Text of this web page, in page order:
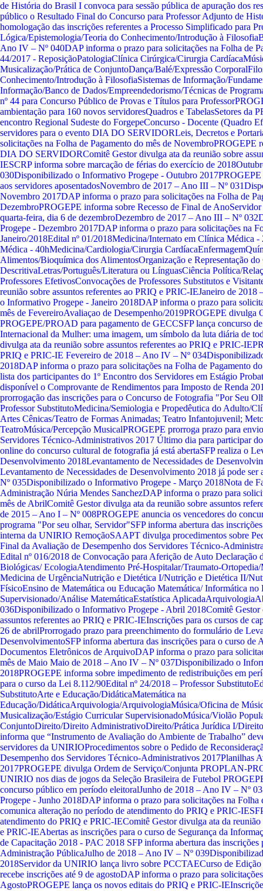
de História do Brasil I convoca para sessão pública de apuração dos
público o Resultado Final do Concurso para Professor Adjunto de
homologação das inscrições referentes a Processo Simplificado para
Lógica/Epistemologia/Teoria do Conhecimento/Introdução à Filosofia
Ano IV – Nº 040DAP informa o prazo para solicitações na Folha de
44/2017 - ReposiçãoPatologiaClínica Cirúrgica/Cirurgia Cardíaca
Musicalização/Prática de ConjuntoDança/Balé/Expressão Corporal
Conhecimento/Introdução à FilosofiaSistemas de Informação/
Informação/Banco de Dados/Empreendedorismo/Técnicas de
nº 44 para Concurso Público de Provas e Títulos para Professor
ambientação para 160 novos servidoresQuadros e TabelasSetores da
encontro Regional Sudeste do ForgepeConcurso - Docente (Quadro
servidores para o evento DIA DO SERVIDORLeis, Decretos e
solicitações na Folha de Pagamento do mês de NovembroPROGEPE
DIA DO SERVIDORComitê Gestor divulga ata da reunião sobre
IESCRP informa sobre marcação de férias do exercício de 2018
030Disponibilizado o Informativo Progepe - Outubro 2017PROGEPE
aos servidores aposentadosNovembro de 2017 – Ano III – Nº 031
Novembro 2017DAP informa o prazo para solicitações na Folha de
DezembroPROGEPE informa sobre Recesso de Final de Ano
quarta-feira, dia 6 de dezembroDezembro de 2017 – Ano III – Nº 032
Progepe - Dezembro 2017DAP informa o prazo para solicitações na
Janeiro/2018Edital nº 01/2018Medicina/Internato em Clínica Médica -
Médica - 40hMedicina/Cardiologia/Cirurgia CardíacaEnfermagem
Alimentos/Bioquímica dos AlimentosOrganização e Representação
DescritivaLetras/Português/Literatura ou LínguasCiência Política/
Professores EfetivosConvocações de Professores Substitutos e
reunião sobre assuntos referentes ao PRIQ e PRIC-IEJaneiro de 2018
o Informativo Progepe - Janeiro 2018DAP informa o prazo para
mês de FevereiroAvaliaçao de Desempenho/2019PROGEPE divulga
PROGEPE/PROAD para pagamento de GECCSFP lança concurso
Internacional da Mulher: uma imagem, um símbolo da luta diária de
divulga ata da reunião sobre assuntos referentes ao PRIQ e PRIC-IE
PRIQ e PRIC-IE Fevereiro de 2018 – Ano IV – Nº 034
2018DAP informa o prazo para solicitações na Folha de Pagamento
lista dos participantes do 1º Encontro dos Servidores em Estágio
disponível o Comprovante de Rendimentos para Imposto de Renda
prorrogação das inscrições para o Concurso de Fotografia "Por Seu
Professor SubstitutoMedicina/Semiologia e Propedêutica do Adulto/
Artes Cênicas/Teatro de Formas Animadas; Teatro Infantojuvenil;
TeatroMúsica/Percepção MusicalPROGEPE prorroga prazo para
Servidores Técnico-Administrativos 2017 Último dia para participar
online do concurso cultural de fotografia já está abertaSFP realiza o
Desenvolvimento 2018Levantamento de Necessidades de
Levantamento de Necessidades de Desenvolvimento 2018 já pode ser
Nº 035Disponibilizado o Informativo Progepe - Março 2018Nota de
Administração Núria Mendes SanchezDAP informa o prazo para
mês de AbrilComitê Gestor divulga ata da reunião sobre assuntos
de 2015 – Ano I – Nº 008PROGEPE anuncia os vencedores do
programa "Por seu olhar, Servidor"SFP informa abertura das
interna da UNIRIO RemoçãoSAAPT divulga procedimentos sobre
Final da Avaliação de Desempenho dos Servidores Técnico-
Edital nº 016/2018 de Convocação para Aferição de Auto Declaração
Biológicas/ EcologiaAtendimento Pré-Hospitalar/Traumato-
Medicina de UrgênciaNutrição e Dietética I/Nutrição e Dietética II/
FísicoEnsino de Matemática ou Educação Matemática/ Informática no
Supervisionado/Análise MatemáticaEstatística AplicadaArquivologia
036Disponibilizado o Informativo Progepe - Abril 2018Comitê Gestor
assuntos referentes ao PRIQ e PRIC-IEInscrições para os cursos de
26 de abrilProrrogado prazo para preenchimento do formulário de
DesenvolvimentoSFP informa abertura das inscrições para o curso de
Documentos Eletrônicos de ArquivoDAP informa o prazo para
mês de Maio Maio de 2018 – Ano IV – Nº 037Disponibilizado o
2018PROGEPE informa sobre impedimento de redistribuições em
para o curso da Lei 8.112/90Edital nº 24/2018 – Professor Substituto
SubstitutoArte e Educação/DidáticaMatemática na
Educação/DidáticaArquivologia/ArquivologiaMúsica/Oficina de
Musicalização/Estágio Curricular SupervisionadoMúsica/Violão
ConjuntoDireito/Direito AdministrativoDireito/Prática Jurídica I/
informa que “Instrumento de Avaliação do Ambiente de Trabalho”
servidores da UNIRIOProcedimentos sobre o Pedido de
Desempenho dos Servidores Técnico-Administrativos 2017Planilhas
2017PROGEPE divulga Ordem de Serviço/Conjunta PROPLAN-
UNIRIO nos dias de jogos da Seleção Brasileira de Futebol
concurso público em período eleitoralJunho de 2018 – Ano IV – Nº
Progepe - Junho 2018DAP informa o prazo para solicitações na Folha
comunica alteração no período de atendimento do PRIQ e PRIC-IE
atendimento do PRIQ e PRIC-IEComitê Gestor divulga ata da
e PRIC-IEAbertas as inscrições para o curso de Segurança da
de Capacitação 2018 - PAC 2018 SFP informa abertura das inscrições
Administração PúblicaJulho de 2018 – Ano IV – Nº 039
2018Servidor da UNIRIO lança livro sobre PCCTAECurso de
recebe inscrições até 9 de agostoDAP informa o prazo para
AgostoPROGEPE lança os novos editais do PRIQ e PRIC-IE